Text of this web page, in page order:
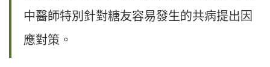
中醫師特別針對糖友容易發生的共病提出因
應對策。